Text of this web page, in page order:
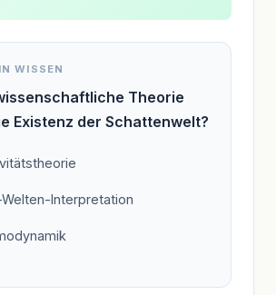
WISSEN
Theorie
Existenz der Schattenwelt?
Interpretation